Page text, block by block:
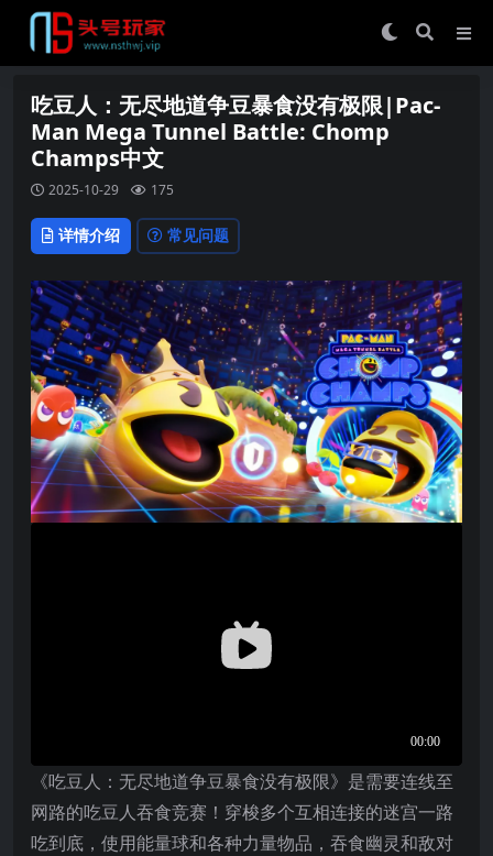
吃豆人：无尽地道争豆暴食没有极限|Pac-
Man Mega Tunnel Battle: Chomp
Champs中文
2025-10-29 175
详情介绍 常见问题
《吃豆人：无尽地道争豆暴食没有极限》是需要连线至
网路的吃豆人吞食竞赛！穿梭多个互相连接的迷宫一路
吃到底，使用能量球和各种力量物品，吞食幽灵和敌对